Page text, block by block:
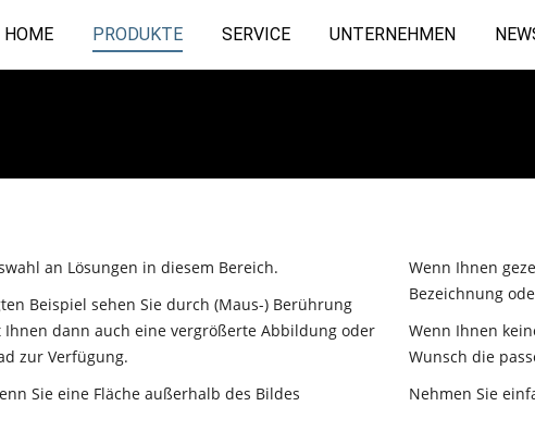
HOME PRODUKTE SERVICE UNTERNEHMEN
an Lösungen in diesem Bereich.
Beispiel sehen Sie durch (Maus-) Berührung
dann auch eine vergrößerte Abbildung oder
zur Verfügung.
Sie eine Fläche außerhalb des Bildes
Wenn Ihnen
Bezeichnung
Wenn Ihnen
Wunsch die
Nehmen Sie